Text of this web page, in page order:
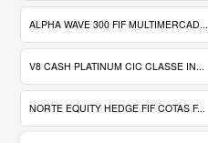
ALPHA WAVE 300 FIF MULTIMERCAD...
V8 CASH PLATINUM CIC CLASSE IN...
NORTE EQUITY HEDGE FIF COTAS F...